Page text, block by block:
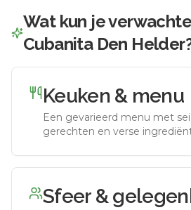
Wat kun je
Cubanita Den Helder
Keuken & menu
Een gevarieerd menu met
gerechten en verse
Sfeer &